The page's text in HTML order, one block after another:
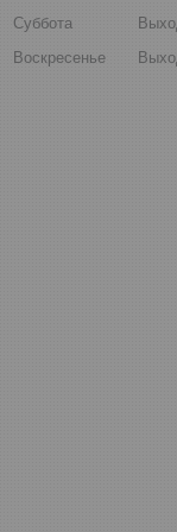
Суббота
Воскресенье